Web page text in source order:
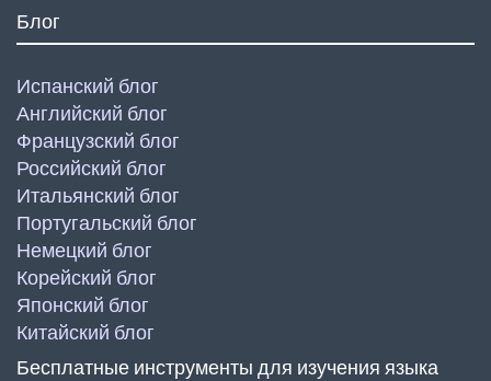
Блог
Испанский блог
Английский блог
Французский блог
Российский блог
Итальянский блог
Португальский блог
Немецкий блог
Корейский блог
Японский блог
Китайский блог
Бесплатные инструменты для изучения языка